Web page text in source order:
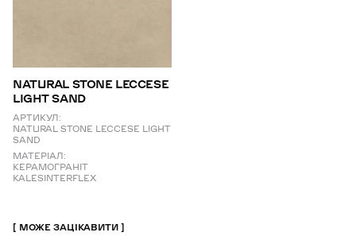
NATURAL STONE LECCESE
LIGHT SAND
АРТИКУЛ:
NATURAL STONE LECCESE LIGHT
SAND
МАТЕРІАЛ:
КЕРАМОГРАНІТ
KALESINTERFLEX
МОЖЕ ЗАЦІКАВИТИ